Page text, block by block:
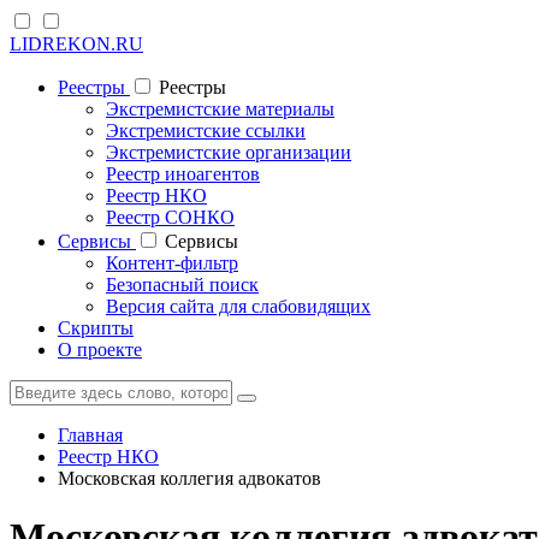
LIDREKON.RU
Реестры
Реестры
Экстремистские материалы
Экстремистские ссылки
Экстремистские организации
Реестр иноагентов
Реестр НКО
Реестр СОНКО
Cервисы
Cервисы
Контент-фильтр
Безопасный поиск
Версия сайта для слабовидящих
Скрипты
О проекте
Главная
Реестр НКО
Московская коллегия адвокатов